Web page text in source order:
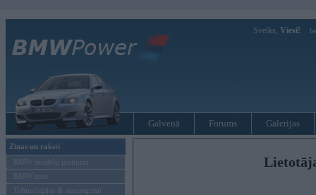
Sveiks, Viesi!
Galvenā Forums Galerijas
Ziņas un raksti
BMW modeļu jaunumi
BMW testi
Tehnoloģijas & sasniegumi